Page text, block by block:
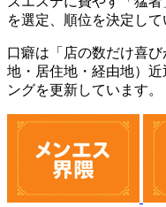
を選定、順位を決定して
口癖は「店の数だけ喜
地・居住地・経由地）
ングを更新しています。